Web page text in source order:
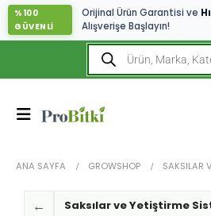
%100
GÜVENLİ
Orijinal Ürün Garantisi ve
Alışverişe Başlayın!
ANA SAYFA GROWSHOP SAKSILAR
←